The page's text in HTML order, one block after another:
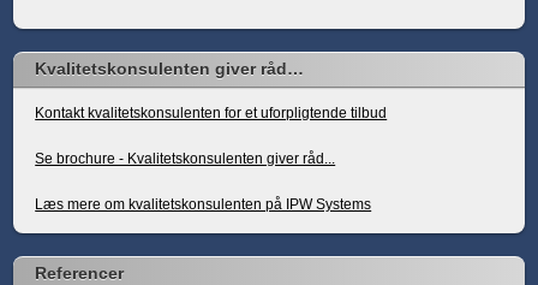
Kvalitetskonsulenten giver råd…
Kontakt kvalitetskonsulenten for et uforpligtende tilbud
Se brochure - Kvalitetskonsulenten giver råd...
Læs mere om kvalitetskonsulenten på IPW Systems
Referencer